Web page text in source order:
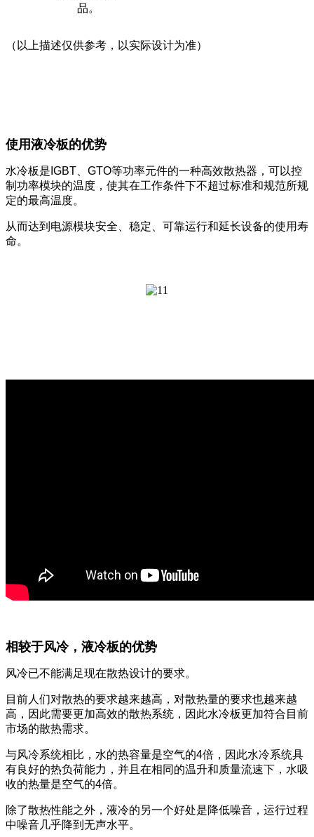
品。
（以上描述仅供参考，以实际设计为准）
使用液冷板的优势
水冷板是IGBT、GTO等功率元件的一种高效散热器，可以控
制功率模块的温度，使其在工作条件下不超过标准和规范所规
定的最高温度。
从而达到电源模块安全、稳定、可靠运行和延长设备的使用寿
命。
相较于风冷，液冷板的优势
风冷已不能满足现在散热设计的要求。
目前人们对散热的要求越来越高，对散热量的要求也越来越
高，因此需要更加高效的散热系统，因此水冷板更加符合目前
市场的散热需求。
与风冷系统相比，水的热容量是空气的4倍，因此水冷系统具
有良好的热负荷能力，并且在相同的温升和质量流速下，水吸
收的热量是空气的4倍。
除了散热性能之外，液冷的另一个好处是降低噪音，运行过程
中噪音几乎降到无声水平。